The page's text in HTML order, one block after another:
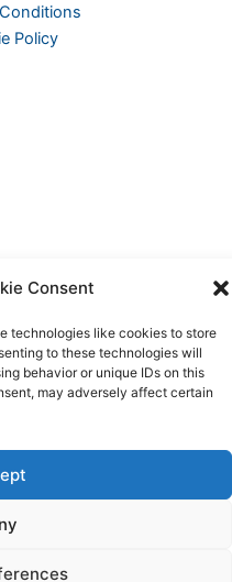
Consent
technologies like cookies to store
to these technologies will
behavior or unique IDs on this
may adversely affect certain
Policy
KI-Agenten: einfach und